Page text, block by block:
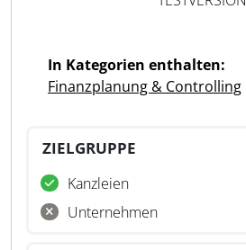
In Kategorien enthalten:
Finanzplanung & Controlling
ZIELGRUPPE
Kanzleien
Unternehmen